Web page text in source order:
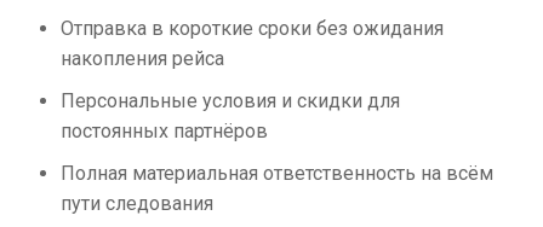
Отправка в короткие сроки без ожидания
накопления рейса
Персональные условия и скидки для
постоянных партнёров
Полная материальная ответственность на всём
пути следования